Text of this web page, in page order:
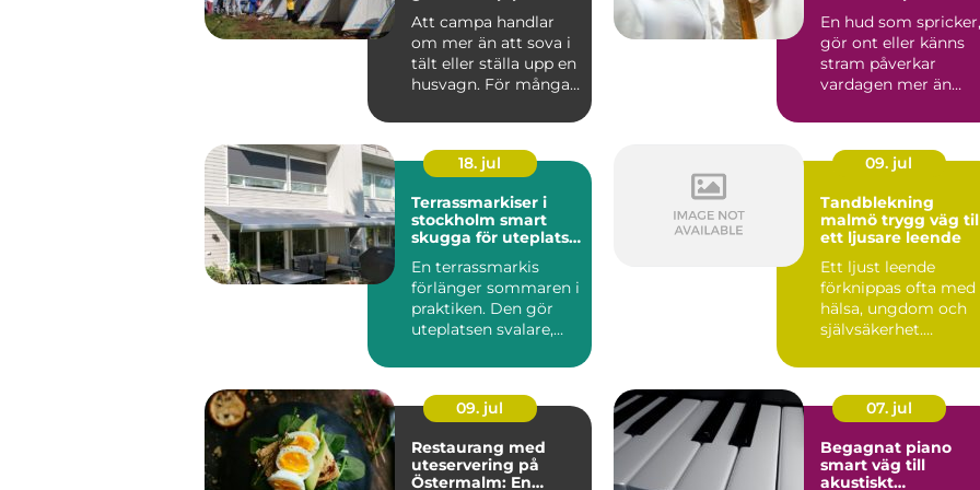
Att campa handlar
om mer än att sova i
tält eller ställa upp en
husvagn. För många
En hud som spricker,
gör ont eller känns
stram påverkar
vardagen mer än
Händer s...
18. jul
Terrassmarkiser i
stockholm smart
skugga för uteplats
En terrassmarkis
förlänger sommaren i
praktiken. Den gör
uteplatsen svalare,
strålnin...
09. jul
Tandblekning
malmö trygg väg till
ett ljusare leende
Ett ljust leende
förknippas ofta med
hälsa, ungdom och
självsäkerhet.
naturlig...
09. jul
Restaurang med
uteservering på
Östermalm: En
07. jul
Begagnat piano
smart väg till
akustiskt